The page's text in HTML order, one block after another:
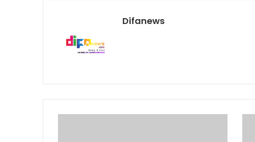
Difanews